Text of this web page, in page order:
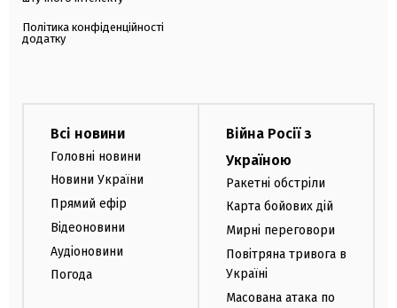
Політика конфіденційності
додатку
Всі новини
Головні новини
Новини України
Прямий ефір
Відеоновини
Аудіоновини
Погода
Війна Росії з
Україною
Ракетні обстріли
Карта бойових дій
Мирні переговори
Повітряна тривога в
Україні
Масована атака по